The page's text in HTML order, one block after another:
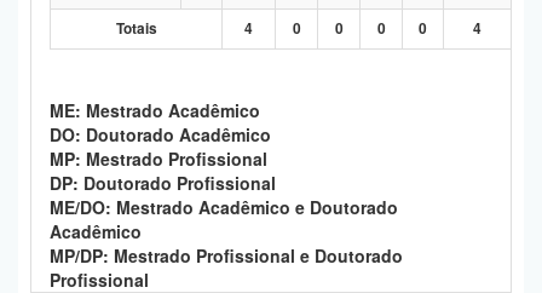
Totais 4 0 0 0 0 4
ME: Mestrado Acadêmico
DO: Doutorado Acadêmico
MP: Mestrado Profissional
DP: Doutorado Profissional
ME/DO: Mestrado Acadêmico e Doutorado
Acadêmico
MP/DP: Mestrado Profissional e Doutorado
Profissional